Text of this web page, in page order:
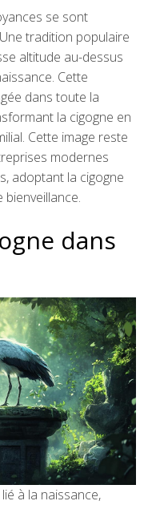
se sont
tradition populaire
altitude au-dessus
Cette
dans toute la
la cigogne en
Cette image reste
modernes
adoptant la cigogne
dans
à la naissance,